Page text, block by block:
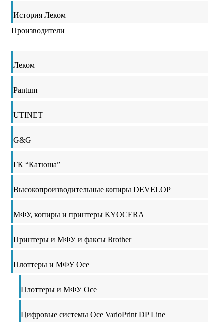
История Леком
Производители
Леком
Pantum
UTINET
G&G
ГК “Катюша”
Высокопроизводительные копиры DEVELOP
МФУ, копиры и принтеры KYOCERA
Принтеры и МФУ и факсы Brother
Плоттеры и МФУ Oce
Плоттеры и МФУ Oce
Цифровые системы Oce VarioPrint DP Line